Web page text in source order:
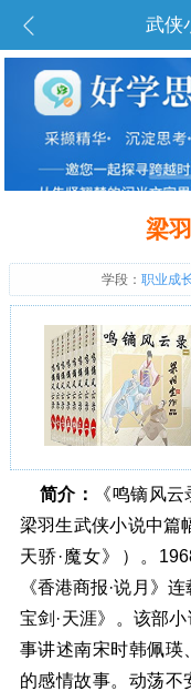
武侠
梁
学段： 职业成
简介：
《鸣镝风
梁羽生武侠小说中篇
天骄·魔女》）。
《香港商报·说月》
宝剑·天涯》。该部
事讲述南宋时韩佩瑛
的感情故事。动荡不